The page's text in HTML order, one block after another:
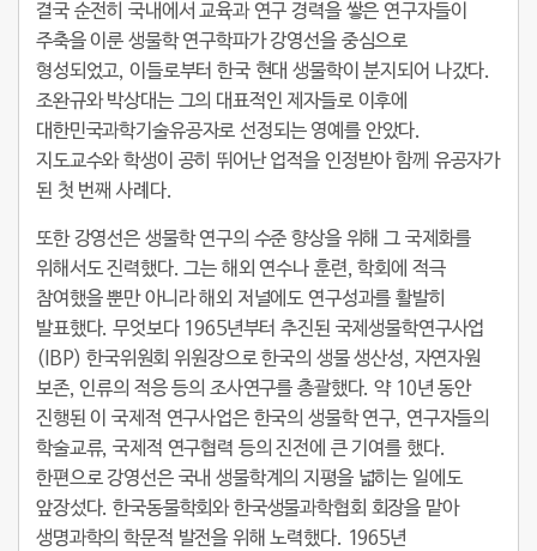
결국 순전히 국내에서 교육과 연구 경력을 쌓은 연구자들이
주축을 이룬 생물학 연구학파가 강영선을 중심으로
형성되었고, 이들로부터 한국 현대 생물학이 분지되어 나갔다.
조완규와 박상대는 그의 대표적인 제자들로 이후에
대한민국과학기술유공자로 선정되는 영예를 안았다.
지도교수와 학생이 공히 뛰어난 업적을 인정받아 함께 유공자가
된 첫 번째 사례다.
또한 강영선은 생물학 연구의 수준 향상을 위해 그 국제화를
위해서도 진력했다. 그는 해외 연수나 훈련, 학회에 적극
참여했을 뿐만 아니라 해외 저널에도 연구성과를 활발히
발표했다. 무엇보다 1965년부터 추진된 국제생물학연구사업
(IBP) 한국위원회 위원장으로 한국의 생물 생산성, 자연자원
보존, 인류의 적응 등의 조사연구를 총괄했다. 약 10년 동안
진행된 이 국제적 연구사업은 한국의 생물학 연구, 연구자들의
학술교류, 국제적 연구협력 등의 진전에 큰 기여를 했다.
한편으로 강영선은 국내 생물학계의 지평을 넓히는 일에도
앞장섰다. 한국동물학회와 한국생물과학협회 회장을 맡아
생명과학의 학문적 발전을 위해 노력했다. 1965년